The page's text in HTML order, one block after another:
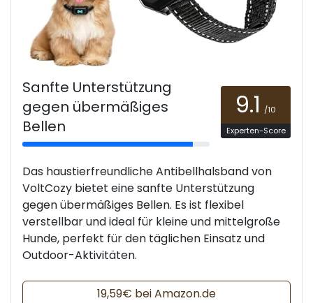
Sanfte Unterstützung
gegen übermäßiges
Bellen
9.1 /10
Experten-Score
Das haustierfreundliche Antibellhalsband von
VoltCozy bietet eine sanfte Unterstützung
gegen übermäßiges Bellen. Es ist flexibel
verstellbar und ideal für kleine und mittelgroße
Hunde, perfekt für den täglichen Einsatz und
Outdoor-Aktivitäten.
19,59€ bei Amazon.de